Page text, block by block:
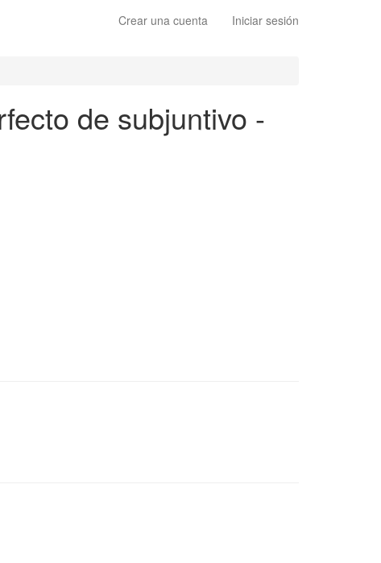
Crear una cuenta Iniciar sesión
de subjuntivo -